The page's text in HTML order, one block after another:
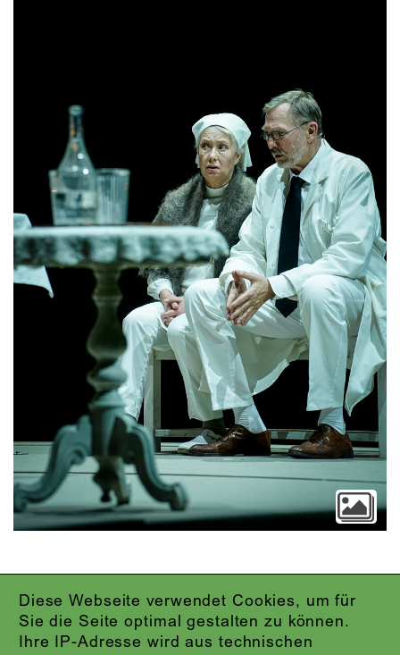
Diese Webseite verwendet Cookies, um für
Sie die Seite optimal gestalten zu können.
Ihre IP-Adresse wird aus technischen
IMPRESSUM
DATENSCHUTZ